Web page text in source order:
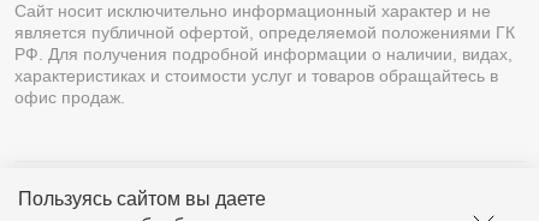
Пользуясь сайтом вы даете
Сайт носит исключительно информационный характер и не
является публичной офертой, определяемой положениями ГК
РФ. Для получения подробной информации о наличии, видах,
характеристиках и стоимости услуг и товаров обращайтесь в
офис продаж.
Разработка сайтаLukevium